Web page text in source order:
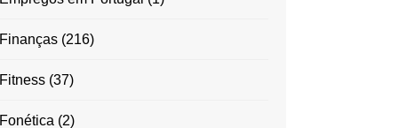
Finanças(216)
Fitness(37)
Fonética (2)